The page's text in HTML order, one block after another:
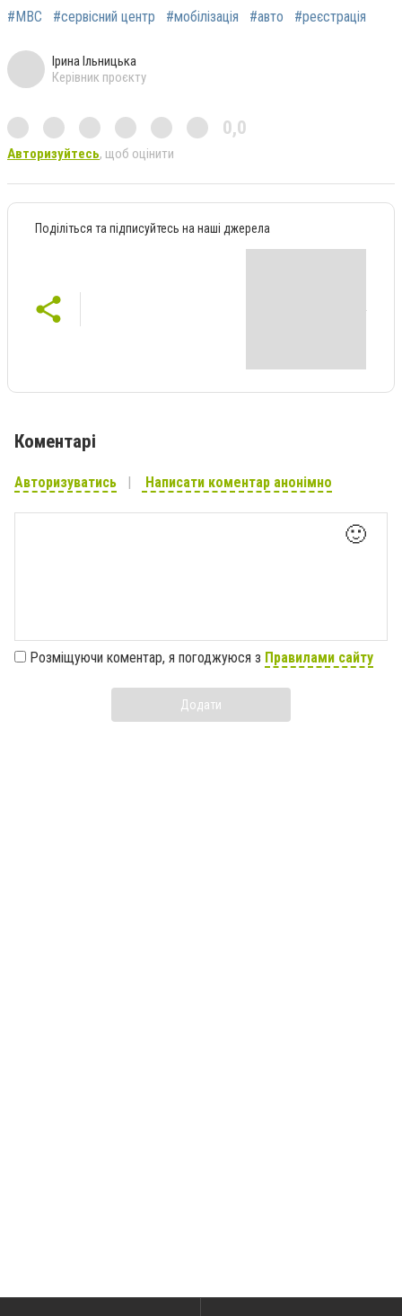
#МВС #сервісний центр #мобілізація #авто #реєстрація
Ірина Ільницька
Керівник проєкту
0,0
Авторизуйтесь, щоб оцінити
Поділіться та підписуйтесь на наші джерела
Коментарі
Авторизуватись Написати коментар анонімно
🙂
Розміщуючи коментар, я погоджуюся з Правилами сайту
Додати